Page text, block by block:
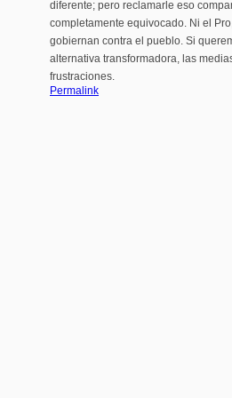
diferente; pero reclamarle eso
completamente equivocado. Ni el
gobiernan contra el pueblo. Si
alternativa transformadora, las
frustraciones.
Permalink